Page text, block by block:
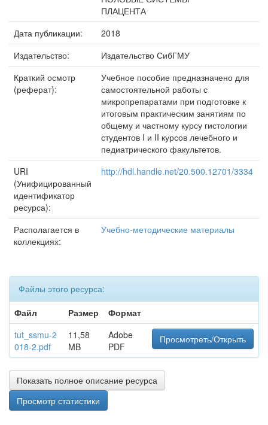
ПЛАЦЕНТА
Дата публикации:
2018
Издательство:
Издательство СибГМУ
Краткий осмотр
(реферат):
Учебное пособие предназначено для
самостоятельной работы с
микропрепаратами при подготовке к
итоговым практическим занятиям по
общему и частному курсу гистологии
студентов I и II курсов лечебного и
педиатрического факультетов.
URI
(Унифицированный
идентификатор
ресурса):
http://hdl.handle.net/20.500.12701/3334
Располагается в
коллекциях:
Учебно-методические материалы
Файлы этого ресурса:
Файл
Размер
Формат
tut_ssmu-2
018-2.pdf
11,58
MB
Adobe
PDF
Просмотреть/Открыть
Показать полное описание ресурса
Просмотр статистики